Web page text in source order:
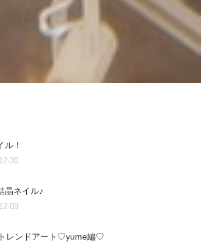
ル！
30
晶ネイル♪
09
レンドアート♡yume編♡